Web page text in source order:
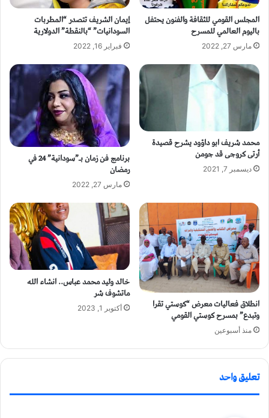
المجلس القومي للثقافة والفنون يحتفل
باليوم العالمي للمسرح
مارس 27, 2022
إيمان الشريف تتصدر “المطربات
السودانيات” “بالنقطة” الدولارية
فبراير 16, 2022
محمد شريف ابو داؤود يشرح قصيدة
أرتى كروجى قد جومن
ديسمبر 7, 2021
برنامج فن زمان بـ”سودانية” 24 في
رمضان
مارس 27, 2022
انطلاق فعاليات معرض “كوستي تقرا
وتبدع” بمسرح كوستي القومي
منذ أسبوعين
خالد وليد محمد عباس.. انشاء الله
ماتشوف شر
أكتوبر 1, 2023
تعليق واحد